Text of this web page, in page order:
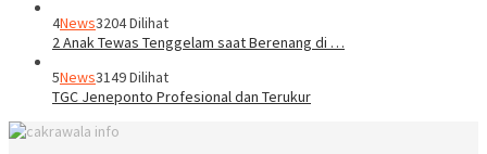
4News3204 Dilihat
2 Anak Tewas Tenggelam saat Berenang di …
5News3149 Dilihat
TGC Jeneponto Profesional dan Terukur